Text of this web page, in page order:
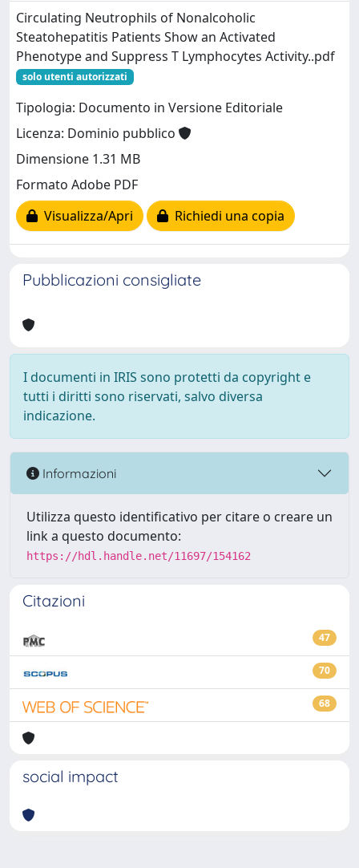
Circulating Neutrophils of Nonalcoholic
Steatohepatitis Patients Show an Activated
Phenotype and Suppress T Lymphocytes Activity..pdf
solo utenti autorizzati
Tipologia: Documento in Versione Editoriale
Licenza: Dominio pubblico
Dimensione 1.31 MB
Formato Adobe PDF
Visualizza/Apri
Richiedi una copia
Pubblicazioni consigliate
I documenti in IRIS sono protetti da copyright e
tutti i diritti sono riservati, salvo diversa
indicazione.
Informazioni
Utilizza questo identificativo per citare o creare un
link a questo documento:
https://hdl.handle.net/11697/154162
Citazioni
47
70
68
social impact